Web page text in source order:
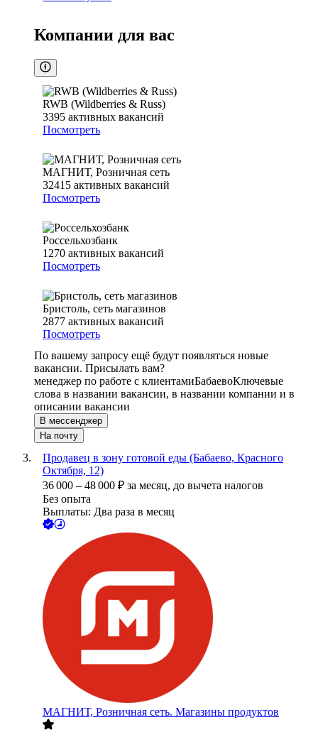
Компании для вас
RWB (Wildberries & Russ)
3395 активных вакансий
Посмотреть
МАГНИТ, Розничная сеть
32415 активных вакансий
Посмотреть
Россельхозбанк
1270 активных вакансий
Посмотреть
Бристоль, сеть магазинов
2877 активных вакансий
Посмотреть
По вашему запросу ещё будут появляться новые
вакансии. Присылать вам?
менеджер по работе с клиентамиБабаевоКлючевые
слова в названии вакансии, в названии компании и в
описании вакансии
В мессенджер
На почту
Продавец в зону готовой еды (Бабаево, Красного
Октября, 12)
36 000 – 48 000 ₽ за месяц, до вычета налогов
Без опыта
Выплаты: Два раза в месяц
МАГНИТ, Розничная сеть. Магазины продуктов